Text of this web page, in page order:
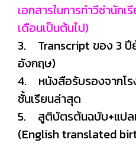
เอกสารในการทำวีซ่านักเ
เดือนเป็นต้นไป)
3. Transcript ของ 3 ปี
อังกฤษ)
4. หนังสือรับรองจากโร
ชั้นเรียนล่าสุด
5. สูติบัตรต้นฉบับ+แปล
(English translated